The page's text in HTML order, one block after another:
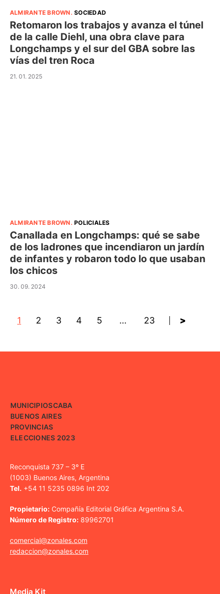
ALMIRANTE BROWN .SOCIEDAD
Retomaron los trabajos y avanza el túnel
de la calle Diehl, una obra clave para
Longchamps y el sur del GBA sobre las
vías del tren Roca
21. 01. 2025
ALMIRANTE BROWN .POLICIALES
Canallada en Longchamps: qué se sabe
de los ladrones que incendiaron un jardín
de infantes y robaron todo lo que usaban
los chicos
30. 09. 2024
1 2 3 4 5 … 23 >
MUNICIPIOSCABA
BUENOS AIRES
PROVINCIAS
ELECCIONES 2023
Reconquista 737 – 3º E
(1003) Buenos Aires, Argentina
Tel. +54 11 5235 0896 Int 202
Propietario: Compañía Editorial Gráfica Argentina S.A.
Número de Registro: 89962701
comercial@zonales.com
redaccion@zonales.com
Media Kit